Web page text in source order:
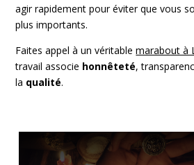
agir rapidement pour éviter que vous
plus importants.
Faites appel à un véritablemarabout à
travail associe honnêteté,
la qualité.